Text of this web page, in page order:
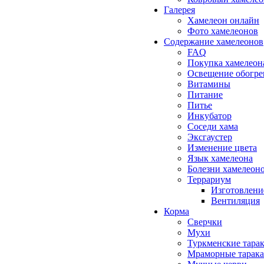
Галерея
Хамелеон онлайн
Фото хамелеонов
Содержание хамелеонов
FAQ
Покупка
Освещение
Витамины
Питание
Питье
Инкубатор
Соседи хама
Эксгаустер
Изменение цвета
Язык хамелеона
Болезни
Террариум
Вентиляция
Корма
Сверчки
Мухи
Туркменские
Мраморные